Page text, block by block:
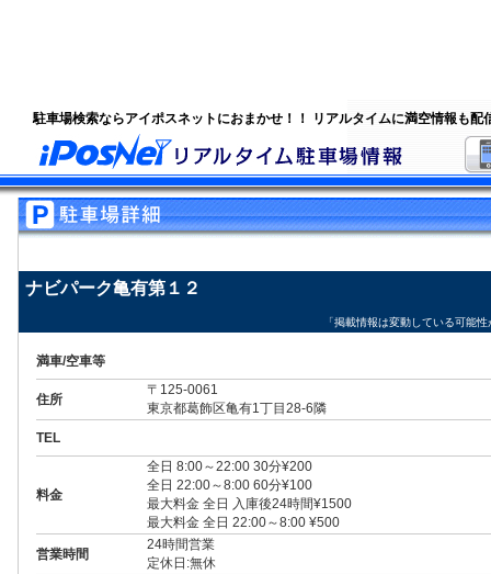
駐車場検索ならアイポスネットにおまかせ！！ リアルタイムに満空情報も配
ナビパーク亀有第１２
「掲載情報は変動している可能
満車/空車等
住所
〒125-0061
東京都葛飾区亀有1丁目28-6隣
TEL
料金
全日 8:00～22:00 30分¥200
全日 22:00～8:00 60分¥100
最大料金 全日 入庫後24時間¥1500
最大料金 全日 22:00～8:00 ¥500
営業時間
24時間営業
定休日:無休